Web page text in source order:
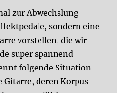
zur Abwechslung
sondern eine
vorstellen, die wir
super spannend
folgende Situation
Gitarre, deren Korpus